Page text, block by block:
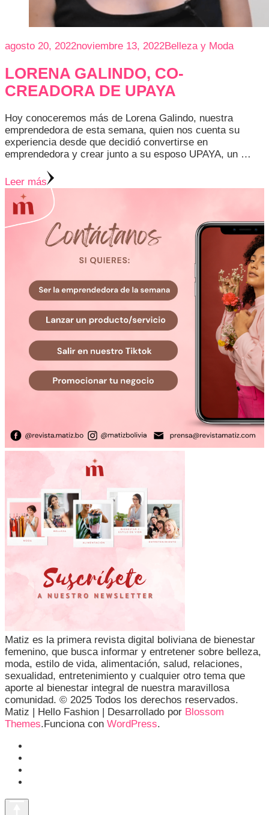
agosto 20, 2022noviembre 13, 2022Belleza y Moda
LORENA GALINDO, CO-
CREADORA DE UPAYA
Hoy conoceremos más de Lorena Galindo, nuestra
emprendedora de esta semana, quien nos cuenta su
experiencia desde que decidió convertirse en
emprendedora y crear junto a su esposo UPAYA, un …
Leer más
Matiz es la primera revista digital boliviana de bienestar
femenino, que busca informar y entretener sobre belleza,
moda, estilo de vida, alimentación, salud, relaciones,
sexualidad, entretenimiento y cualquier otro tema que
aporte al bienestar integral de nuestra maravillosa
comunidad. © 2025 Todos los derechos reservados.
Matiz |
Hello Fashion | Desarrollado por Blossom
Themes.Funciona con WordPress.